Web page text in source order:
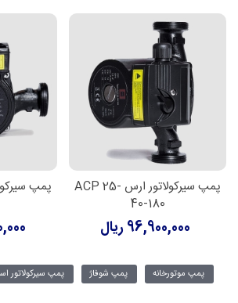
پمپ سیرکولاتور ارس ACP 25-
40-180
96,900,000 ریال
پمپ موتورخانه پمپ شوفاژ پمپ سیرکولاتور